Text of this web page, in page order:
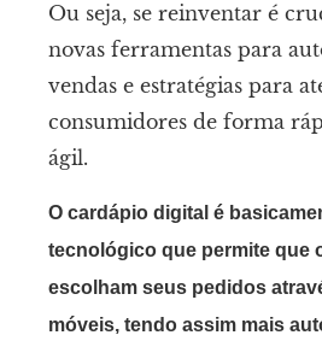
Ou seja, se reinventar é
novas ferramentas para
vendas e estratégias para
consumidores de forma
ágil.
O cardápio digital é
tecnológico que permite que
escolham seus pedidos
móveis, tendo assim mais